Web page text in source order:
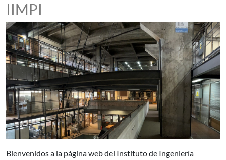
IIMPI
Bienvenidos a la página web del Instituto de Ingeniería